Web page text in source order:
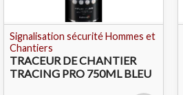
Signalisation sécurité Hommes et
Chantiers
TRACEUR DE CHANTIER
TRACING PRO 750ML BLEU